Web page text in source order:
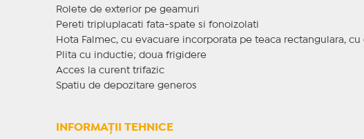
Rolete de exterior pe geamuri
Pereti tripluplacati fata-spate si fonoizolati
Hota Falmec, cu evacuare incorporata pe teaca rectangulara,
Plita cu inductie; doua frigidere
Acces la curent trifazic
Spatiu de depozitare generos
INFORMAȚII TEHNICE